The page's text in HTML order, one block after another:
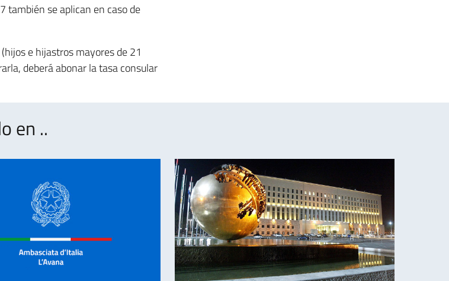
también se aplican en caso de
e hijastros mayores de 21
deberá abonar la tasa consular
en ..